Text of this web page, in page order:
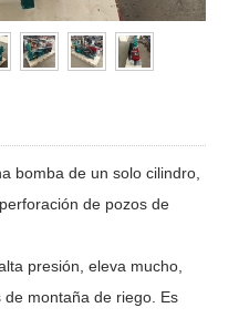
bomba de un solo cilindro,
de pozos de
presión, eleva mucho,
montaña de riego. Es